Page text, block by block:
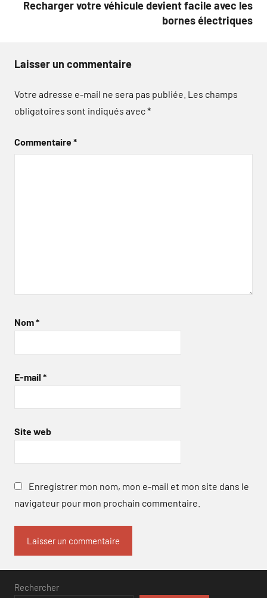
Recharger votre véhicule devient facile avec les
bornes électriques
Laisser un commentaire
Votre adresse e-mail ne sera pas publiée. Les champs
obligatoires sont indiqués avec*
Commentaire*
Nom*
E-mail *
Site web
Enregistrer mon nom, mon e-mail et mon site dans le
navigateur pour mon prochain commentaire.
Rechercher